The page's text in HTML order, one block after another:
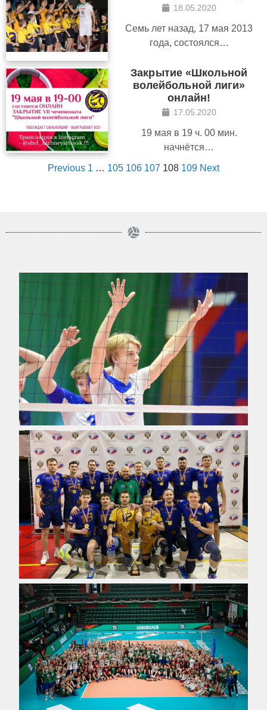
18.05.2020
Семь лет назад, 17 мая 2013
года, состоялся…
Закрытие «Школьной
волейбольной лиги»
онлайн!
17.05.2020
19 мая в 19 ч. 00 мин.
начнётся…
Previous 1 … 105 106 107 108 109 Next